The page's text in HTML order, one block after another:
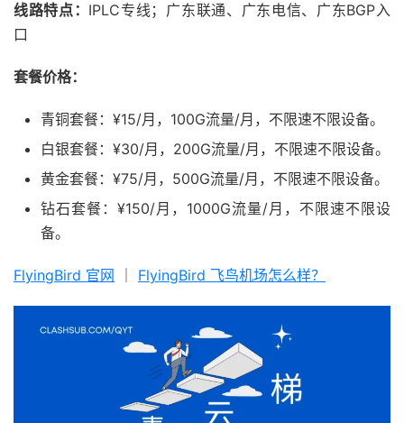
线路特点： IPLC专线；广东联通、广东电信、广东BGP入
口
套餐价格：
青铜套餐：¥15/月，100G流量/月，不限速不限设备。
白银套餐：¥30/月，200G流量/月，不限速不限设备。
黄金套餐：¥75/月，500G流量/月，不限速不限设备。
钻石套餐：¥150/月，1000G流量/月，不限速不限设
备。
FlyingBird 官网 FlyingBird 飞鸟机场怎么样？